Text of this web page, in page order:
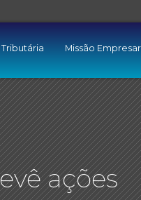
Missão
ações